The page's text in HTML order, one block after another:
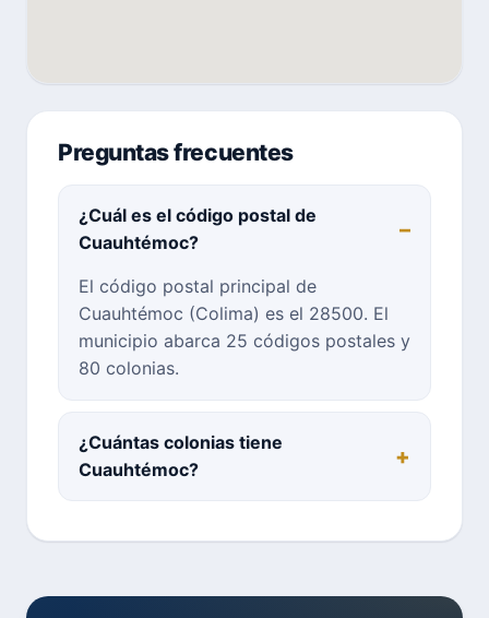
Preguntas frecuentes
¿Cuál es el código postal de
Cuauhtémoc?
El código postal principal de
Cuauhtémoc (Colima) es el 28500. El
municipio abarca 25 códigos postales y
80 colonias.
¿Cuántas colonias tiene
Cuauhtémoc?